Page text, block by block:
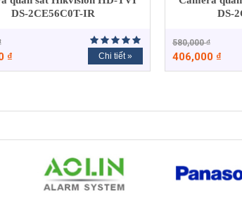
DS-2CE56C0T-IR
₫ Chi tiết »
DS-
580,000₫
406,000 ₫